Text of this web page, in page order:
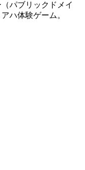
パブリックドメイ
ハ体験ゲーム。